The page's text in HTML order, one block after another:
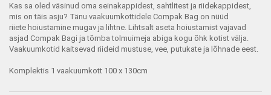
Kas sa oled väsinud oma seinakappidest, sahtlitest ja riidekappidest,
mis on täis asju? Tänu vaakuumkottidele Compak Bag on nüüd
riiete hoiustamine mugav ja lihtne. Lihtsalt aseta hoiustamist vajavad
asjad Compak Bagi ja tõmba tolmuimeja abiga kogu õhk kotist välja.
Vaakuumkotid kaitsevad riideid mustuse, vee, putukate ja lõhnade eest.
Komplektis 1 vaakuumkott 100 x 130cm